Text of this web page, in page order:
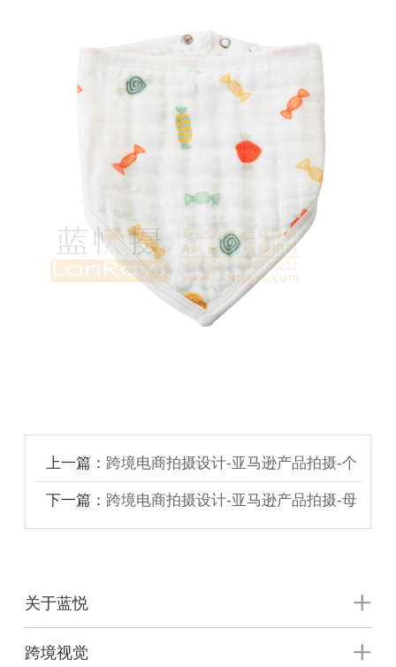
上一篇： 跨境电商拍摄设计-亚马逊产品拍摄-个
护健康用品拍摄
下一篇： 跨境电商拍摄设计-亚马逊产品拍摄-母
关于蓝悦
跨境视觉